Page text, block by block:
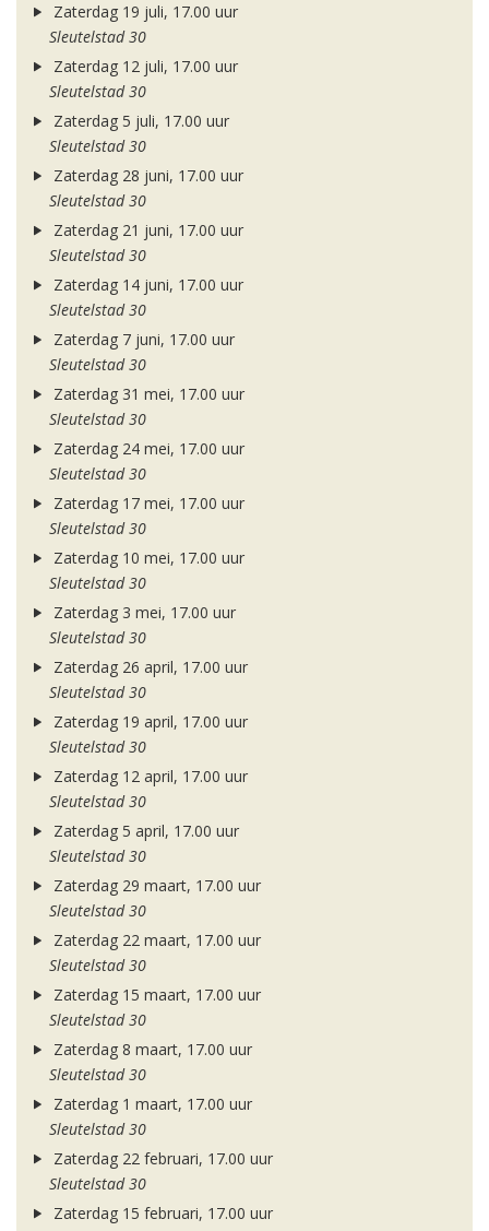
Zaterdag 19 juli, 17.00 uur
Sleutelstad 30
Zaterdag 12 juli, 17.00 uur
Sleutelstad 30
Zaterdag 5 juli, 17.00 uur
Sleutelstad 30
Zaterdag 28 juni, 17.00 uur
Sleutelstad 30
Zaterdag 21 juni, 17.00 uur
Sleutelstad 30
Zaterdag 14 juni, 17.00 uur
Sleutelstad 30
Zaterdag 7 juni, 17.00 uur
Sleutelstad 30
Zaterdag 31 mei, 17.00 uur
Sleutelstad 30
Zaterdag 24 mei, 17.00 uur
Sleutelstad 30
Zaterdag 17 mei, 17.00 uur
Sleutelstad 30
Zaterdag 10 mei, 17.00 uur
Sleutelstad 30
Zaterdag 3 mei, 17.00 uur
Sleutelstad 30
Zaterdag 26 april, 17.00 uur
Sleutelstad 30
Zaterdag 19 april, 17.00 uur
Sleutelstad 30
Zaterdag 12 april, 17.00 uur
Sleutelstad 30
Zaterdag 5 april, 17.00 uur
Sleutelstad 30
Zaterdag 29 maart, 17.00 uur
Sleutelstad 30
Zaterdag 22 maart, 17.00 uur
Sleutelstad 30
Zaterdag 15 maart, 17.00 uur
Sleutelstad 30
Zaterdag 8 maart, 17.00 uur
Sleutelstad 30
Zaterdag 1 maart, 17.00 uur
Sleutelstad 30
Zaterdag 22 februari, 17.00 uur
Sleutelstad 30
Zaterdag 15 februari, 17.00 uur